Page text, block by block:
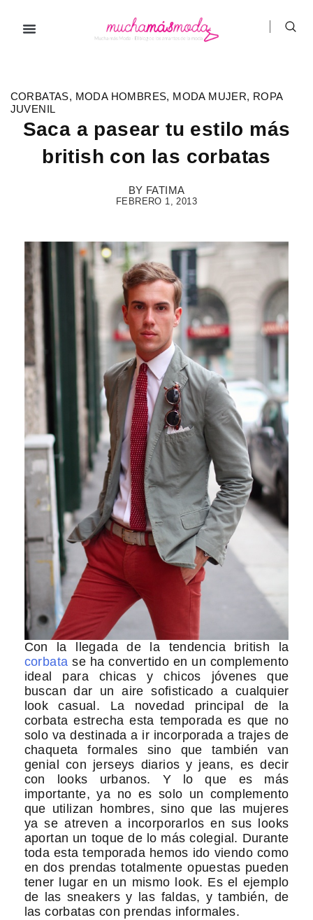
contenido
CORBATAS, MODA HOMBRES, MODA MUJER, ROPA
JUVENIL
Saca a pasear tu estilo más
british con las corbatas
BY FATIMA
FEBRERO 1, 2013
Con la llegada de la tendencia british la
corbata se ha convertido en un complemento
ideal para chicas y chicos jóvenes que
buscan dar un aire sofisticado a cualquier
look casual. La novedad principal de la
corbata estrecha esta temporada es que no
solo va destinada a ir incorporada a trajes de
chaqueta formales sino que también van
genial con jerseys diarios y jeans, es decir
con looks urbanos. Y lo que es más
importante, ya no es solo un complemento
que utilizan hombres, sino que las mujeres
ya se atreven a incorporarlos en sus looks
aportan un toque de lo más colegial. Durante
toda esta temporada hemos ido viendo como
en dos prendas totalmente opuestas pueden
tener lugar en un mismo look. Es el ejemplo
de las sneakers y las faldas, y también, de
las corbatas con prendas informales.